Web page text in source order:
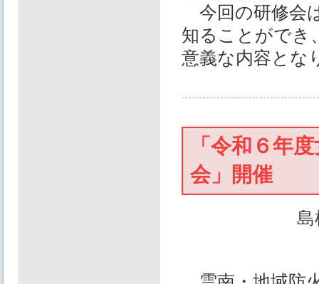
今回の研修会
知ることができ
意義な内容とな
「令和６年
会」開催